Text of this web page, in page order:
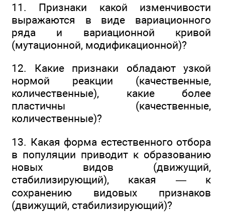
11. Признаки какой изменчивости
выражаются в виде вариационного
ряда и вариационной кривой
(мутационной, модификационной)?
12. Какие признаки обладают узкой
нормой реакции (качественные,
количественные), какие более
пластичны (качественные,
количественные)?
13. Какая форма естественного отбора
в популяции приводит к образованию
новых видов (движущий,
стабилизирующий), какая — к
сохранению видовых признаков
(движущий, стабилизирующий)?